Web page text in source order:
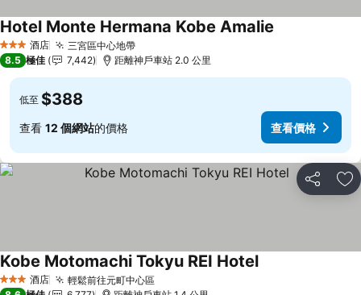
3 星級 酒店 三宮區中心地帶查看價格
Hotel Monte Hermana Kobe Amalie
8.5 極佳 7,442 距離神戶車站 2.0 公里
低至 $388
查看 12 個網站的價格 查看價格
分享 放
3 星級 酒店 輕鬆前往元町中心區查看價格
Kobe Motomachi Tokyu REI Hotel查看價格